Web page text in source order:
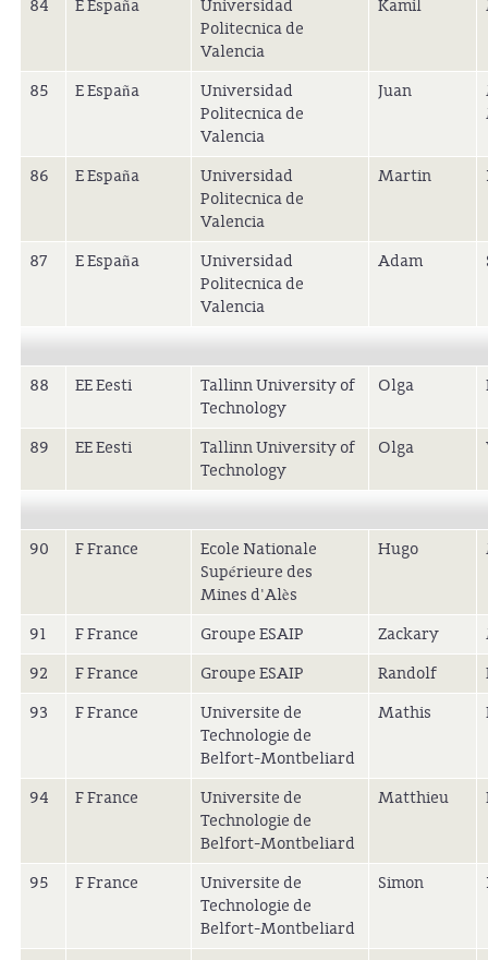
84 E España
Universidad
Politecnica de
Valencia
Kamil
85 E España
Universidad
Politecnica de
Valencia
Juan
86 E España
Universidad
Politecnica de
Valencia
Martin
87 E España
Universidad
Politecnica de
Valencia
Adam
88 EE Eesti
Tallinn University of
Technology
Olga
89 EE Eesti
Tallinn University of
Technology
Olga
90 F France
Ecole Nationale
Supérieure des
Mines d'Alès
Hugo
91 F France Groupe ESAIP Zackary
92
F France Groupe ESAIP Randolf
93
F France
Universite de
Technologie de
Belfort-Montbeliard
Mathis
94 F France
Universite de
Technologie de
Belfort-Montbeliard
Matthieu
95 F France
Universite de
Technologie de
Belfort-Montbeliard
Simon